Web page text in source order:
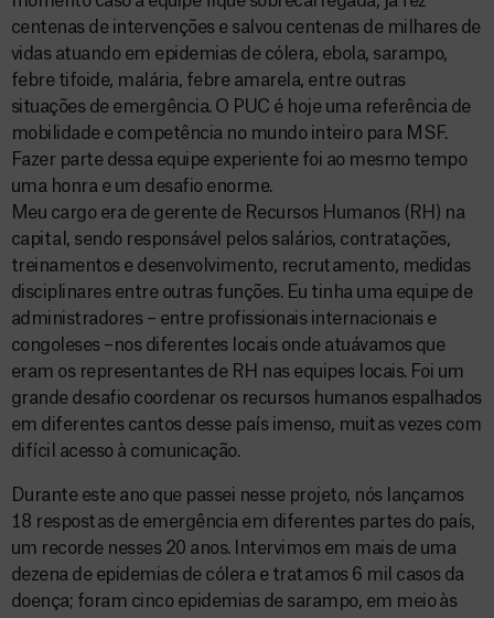
centenas de intervenções e salvou centenas de milhares de
vidas atuando em epidemias de cólera, ebola, sarampo,
febre tifoide, malária, febre amarela, entre outras
situações de emergência. O PUC é hoje uma referência de
mobilidade e competência no mundo inteiro para MSF.
Fazer parte dessa equipe experiente foi ao mesmo tempo
uma honra e um desafio enorme.
Meu cargo era de gerente de Recursos Humanos (RH) na
capital, sendo responsável pelos salários, contratações,
treinamentos e desenvolvimento, recrutamento, medidas
disciplinares entre outras funções. Eu tinha uma equipe de
administradores – entre profissionais internacionais e
congoleses –nos diferentes locais onde atuávamos que
eram os representantes de RH nas equipes locais. Foi um
grande desafio coordenar os recursos humanos espalhados
em diferentes cantos desse país imenso, muitas vezes com
difícil acesso à comunicação.
Durante este ano que passei nesse projeto, nós lançamos
18 respostas de emergência em diferentes partes do país,
um recorde nesses 20 anos. Intervimos em mais de uma
dezena de epidemias de cólera e tratamos 6 mil casos da
doença; foram cinco epidemias de sarampo, em meio às